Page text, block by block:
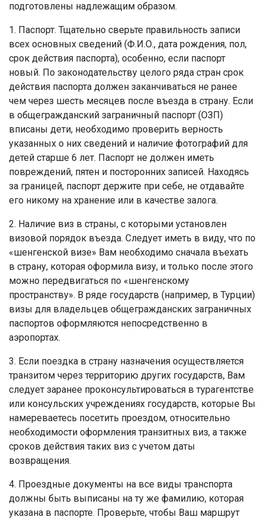
подготовлены надлежащим образом.
1. Паспорт. Тщательно сверьте правильность записи
всех основных сведений (Ф.И.О., дата рождения, пол,
срок действия паспорта), особенно, если паспорт
новый. По законодательству целого ряда стран срок
действия паспорта должен заканчиваться не ранее
чем через шесть месяцев после въезда в страну. Если
в общегражданский заграничный паспорт (ОЗП)
вписаны дети, необходимо проверить верность
указанных о них сведений и наличие фотографий для
детей старше 6 лет. Паспорт не должен иметь
повреждений, пятен и посторонних записей. Находясь
за границей, паспорт держите при себе, не отдавайте
его никому на хранение или в качестве залога.
2. Наличие виз в страны, с которыми установлен
визовой порядок въезда. Следует иметь в виду, что по
«шенгенской визе» Вам необходимо сначала въехать
в страну, которая оформила визу, и только после этого
можно передвигаться по «шенгенскому
пространству». В ряде государств (например, в Турции)
визы для владельцев общегражданских заграничных
паспортов оформляются непосредственно в
аэропортах.
3. Если поездка в страну назначения осуществляется
транзитом через территорию других государств, Вам
следует заранее проконсультироваться в турагентстве
или консульских учреждениях государств, которые Вы
намереваетесь посетить проездом, относительно
необходимости оформления транзитных виз, а также
сроков действия таких виз с учетом даты
возвращения.
4. Проездные документы на все виды транспорта
должны быть выписаны на ту же фамилию, которая
указана в паспорте. Проверьте, чтобы Ваш маршрут